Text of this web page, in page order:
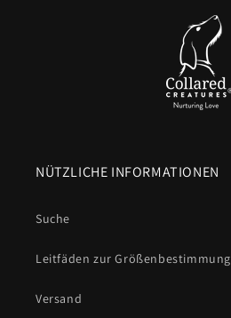
NÜTZLICHE INFORMATIONEN
Suche
Leitfäden zur Größenbestimmung
Versand